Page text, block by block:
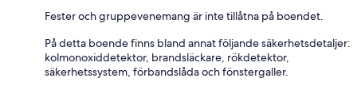
Fester och gruppevenemang är inte tillåtna på boendet.
På detta boende finns bland annat följande säkerhetsdetaljer:
kolmonoxiddetektor, brandsläckare, rökdetektor,
säkerhetssystem, förbandslåda och fönstergaller.